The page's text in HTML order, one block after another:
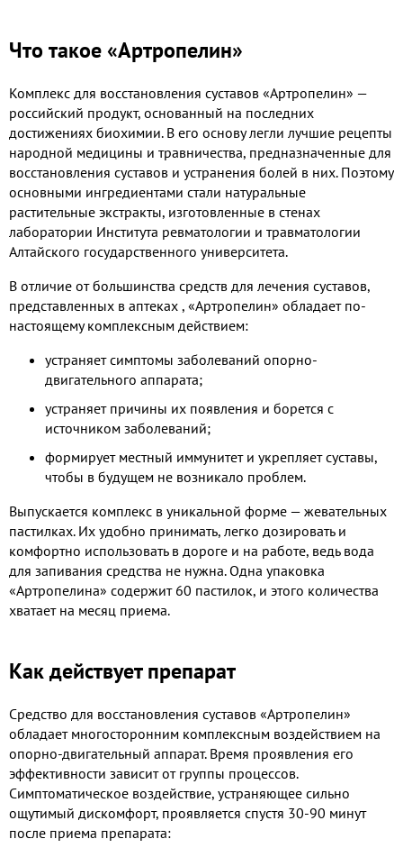
Что такое «Артропелин»
Комплекс для восстановления суставов «Артропелин» —
российский продукт, основанный на последних
достижениях биохимии. В его основу легли лучшие рецепты
народной медицины и травничества, предназначенные для
восстановления суставов и устранения болей в них. Поэтому
основными ингредиентами стали натуральные
растительные экстракты, изготовленные в стенах
лаборатории Института ревматологии и травматологии
Алтайского государственного университета.
В отличие от большинства средств для лечения суставов,
представленных в аптеках , «Артропелин» обладает по-
настоящему комплексным действием:
устраняет симптомы заболеваний опорно-
двигательного аппарата;
устраняет причины их появления и борется с
источником заболеваний;
формирует местный иммунитет и укрепляет суставы,
чтобы в будущем не возникало проблем.
Выпускается комплекс в уникальной форме — жевательных
пастилках. Их удобно принимать, легко дозировать и
комфортно использовать в дороге и на работе, ведь вода
для запивания средства не нужна. Одна упаковка
«Артропелина» содержит 60 пастилок, и этого количества
хватает на месяц приема.
Как действует препарат
Средство для восстановления суставов «Артропелин»
обладает многосторонним комплексным воздействием на
опорно-двигательный аппарат. Время проявления его
эффективности зависит от группы процессов.
Симптоматическое воздействие, устраняющее сильно
ощутимый дискомфорт, проявляется спустя 30-90 минут
после приема препарата: